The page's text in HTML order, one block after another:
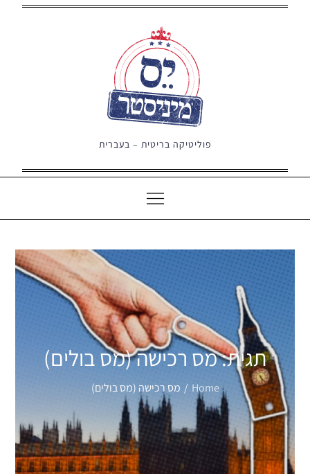
פוליטיקה בריטית – בעברית
תגית:מס רכישה (מס בולים)
Home מס רכישה (מס בולים)